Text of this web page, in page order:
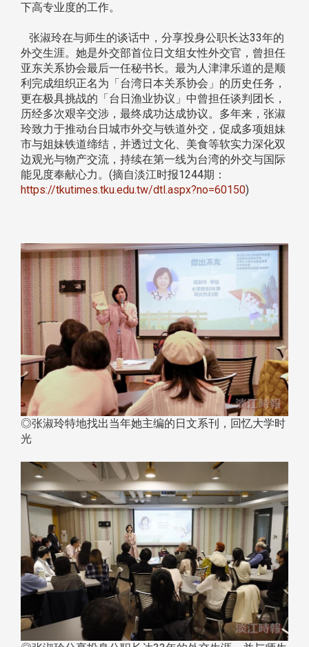
下高专业度的工作。
张淑玲在与师生的谈话中，分享投身公职长达33年的
外交生涯。她是外交部首位日文组女性外交官，曾担任
亚东关系协会最后一任秘书长。最为人津津乐道的是顺
利完成组织正名为「台湾日本关系协会」的历史任务，
更在极具挑战的「台日渔业协议」中曾担任谈判团长，
历经多次艰辛交涉，最终成功达成协议。多年来，张淑
玲致力于推动台日城巿外交与铁道外交，促成多项姐妹
市与姐妹铁道缔结，并透过文化、美食等软实力深化双
边观光与物产交流，持续在第一线为台湾的外交与国际
能见度奉献心力。(摘自淡江时报1244期：
https://tkutimes.tku.edu.tw/dtl.aspx?no=60150)
◎张淑玲特地找出当年她主编的日文系刊，回忆大学时
光